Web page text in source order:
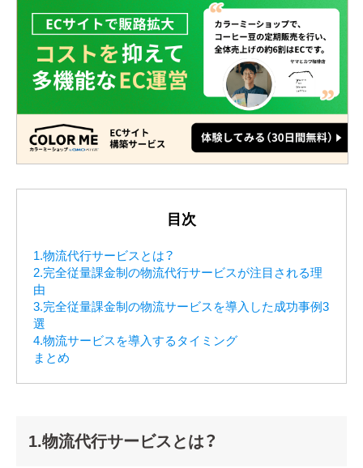
目次
1.物流代行サービスとは？
2.完全従量課金制の物流代行サービスが注目される理
由
3.完全従量課金制の物流サービスを導入した成功事例3
選
4.物流サービスを導入するタイミング
まとめ
1.物流代行サービスとは？